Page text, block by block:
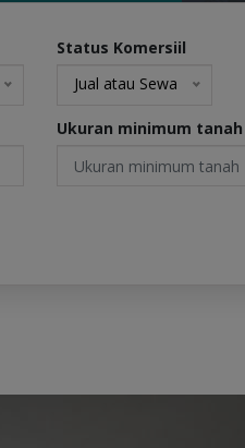
Status Komersiil
Jual atau Sewa
Ukuran minimum tanah